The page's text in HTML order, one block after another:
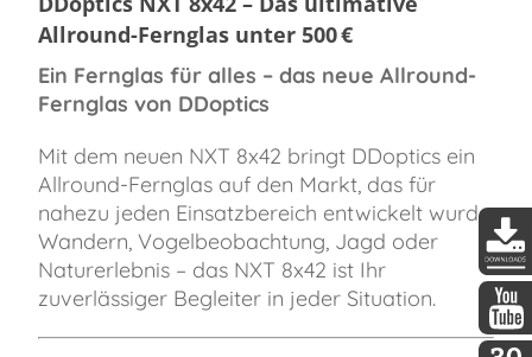
Allround-Fernglas unter 500 €
Ein Fernglas für alles – das neue Allround-
Fernglas von DDoptics
Mit dem neuen NXT 8x42 bringt DDoptics ein
Allround-Fernglas auf den Markt, das für
nahezu jeden Einsatzbereich entwickelt wurde:
Wandern, Vogelbeobachtung, Jagd oder
Naturerlebnis – das NXT 8x42 ist Ihr
zuverlässiger Begleiter in jeder Situation.